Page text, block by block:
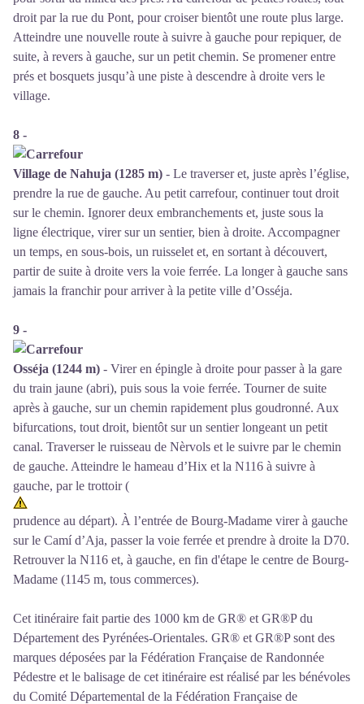
droit par la rue du Pont, pour croiser bientôt une route plus large.
Atteindre une nouvelle route à suivre à gauche pour repiquer, de
suite, à revers à gauche, sur un petit chemin. Se promener entre
prés et bosquets jusqu’à une piste à descendre à droite vers le
village.
8 -
Village de Nahuja (1285 m) - Le traverser et, juste après l’église,
prendre la rue de gauche. Au petit carrefour, continuer tout droit
sur le chemin. Ignorer deux embranchements et, juste sous la
ligne électrique, virer sur un sentier, bien à droite. Accompagner
un temps, en sous-bois, un ruisselet et, en sortant à découvert,
partir de suite à droite vers la voie ferrée. La longer à gauche sans
jamais la franchir pour arriver à la petite ville d’Osséja.
9 -
Osséja (1244 m) - Virer en épingle à droite pour passer à la gare
du train jaune (abri), puis sous la voie ferrée. Tourner de suite
après à gauche, sur un chemin rapidement plus goudronné. Aux
bifurcations, tout droit, bientôt sur un sentier longeant un petit
canal. Traverser le ruisseau de Nèrvols et le suivre par le chemin
de gauche. Atteindre le hameau d’Hix et la N116 à suivre à
gauche, par le trottoir (
prudence au départ). À l’entrée de Bourg-Madame virer à gauche
sur le Camí d’Aja, passer la voie ferrée et prendre à droite la D70.
Retrouver la N116 et, à gauche, en fin d'étape le centre de Bourg-
Madame (1145 m, tous commerces).
Cet itinéraire fait partie des 1000 km de GR® et GR®P du
Département des Pyrénées-Orientales. GR® et GR®P sont des
marques déposées par la Fédération Française de Randonnée
Pédestre et le balisage de cet itinéraire est réalisé par les bénévoles
du Comité Départemental de la Fédération Française de